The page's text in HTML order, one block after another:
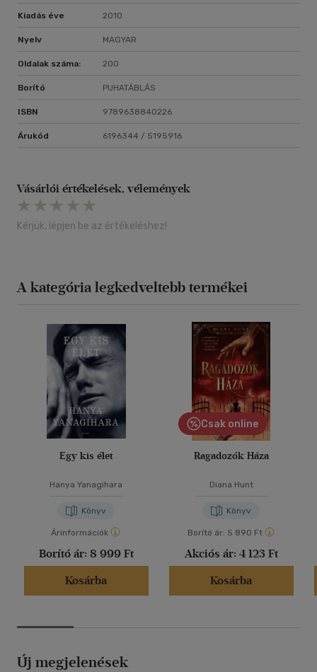
Kiadás éve 2010
Nyelv MAGYAR
Oldalak száma: 200
Borító PUHATÁBLÁS
ISBN 9789638840226
Árukód 6196344 / 5195916
Vásárlói értékelések, vélemények
Kérjük, lépjen be az értékeléshez!
A kategória legkedveltebb termékei
Egy kis élet
Hanya Yanagihara
Könyv
Árinformációk
Borító ár: 8 999 Ft
Kosárba
Csak online
Ragadozók Háza
Diana Hunt
Könyv
Borító ár: 5 890 Ft
Akciós ár: 4 123 Ft
Kosárba
Új megjelenések